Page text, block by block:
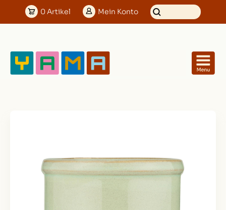
0Artikel Mein Konto